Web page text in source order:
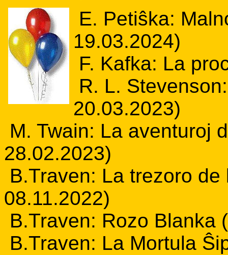
E. Petiŝka:
19.03.2024)
F. Kafka: La
R. L.
20.03.2023)
M. Twain: La aventuroj
28.02.2023)
B.Traven: La trezoro
08.11.2022)
B.Traven: Rozo Blanka
B.Traven: La Mortula